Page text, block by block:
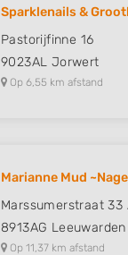
Sparklenails &
Pastorijfinne 16
9023AL Jorwert
Op 6,55 km afstand
Marianne Mud
Marssumerstraat 33
8913AG Leeuwarden
Op 11,37 km afstand